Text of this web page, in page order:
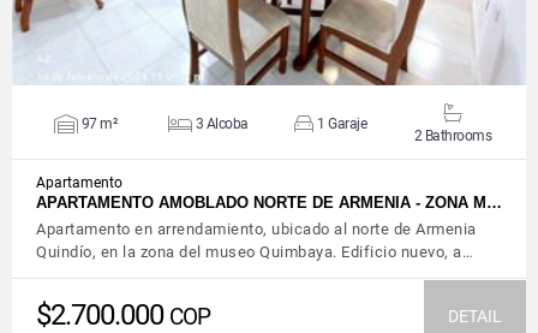
97 m² 3 Alcoba 1 Garaje
2 Bathrooms
Apartamento
APARTAMENTO AMOBLADO NORTE DE ARMENIA - ZONA M…
Apartamento en arrendamiento, ubicado al norte de Armenia
Quindío, en la zona del museo Quimbaya. Edificio nuevo, a…
$2.700.000 COP DETAIL